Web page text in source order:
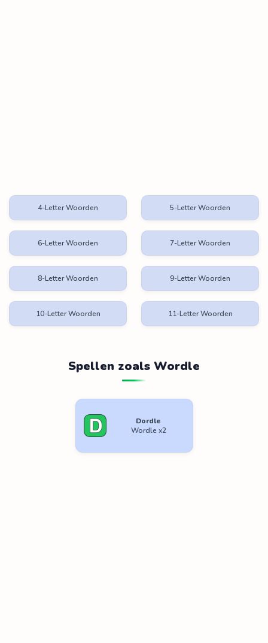
4-Letter Woorden 5-Letter Woorden
6-Letter Woorden 7-Letter Woorden
8-Letter Woorden 9-Letter Woorden
10-Letter Woorden 11-Letter Woorden
Spellen zoals Wordle
Dordle
Wordle x2